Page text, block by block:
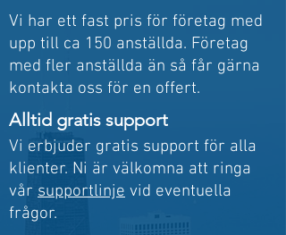
Vi har ett fast pris för företag med
upp till ca 150 anställda. Företag
med fler anställda än så får gärna
kontakta oss för en offert.
Alltid gratis support
Vi erbjuder gratis support för alla
klienter. Ni är välkomna att ringa
vår supportlinje vid eventuella
frågor.